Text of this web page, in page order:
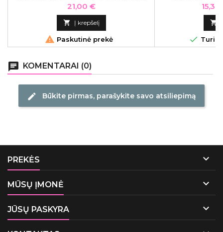
taukmedžio sviestu, skirta garbanotiems
plaukams, 300 ml
Kaina
21,00 €
 Į krepšelį
 Paskutinė prekė
Kaina


chat KOMENTARAI (0)
edit Būkite pirmas, parašykite savo atsiliepimą
PREKĖS 
MŪSŲ ĮMONĖ 
JŪSŲ PASKYRA 